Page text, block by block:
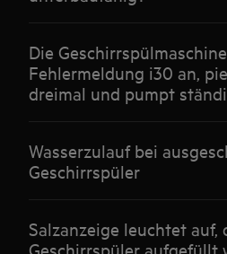
Die
Fehlermeldung i30 an,
dreimal und pumpt
Wasserzulauf bei
Geschirrspüler
Salzanzeige leuchtet auf,
Geschirrspüler aufgefüllt